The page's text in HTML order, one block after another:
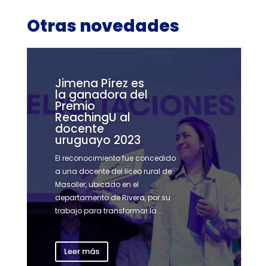
Otras novedades
Jimena Pírez es
la ganadora del
Premio
ReachingU al
docente
uruguayo 2023
El reconocimiento fue concedido
a una docente del liceo rural de
Masoller, ubicado en el
departamento de Rivera, por su
trabajo para transformar la...
Leer más